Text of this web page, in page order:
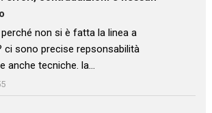
non si è fatta la linea a
ci sono precise repsonsabilità
anche tecniche. la…